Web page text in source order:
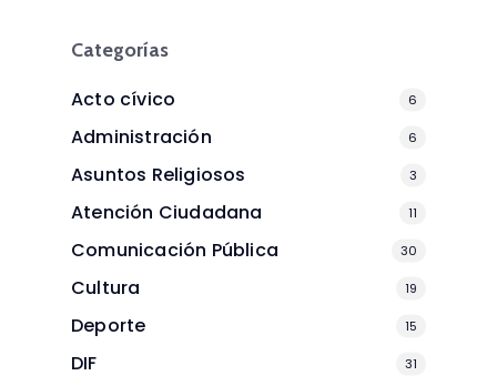
Categorías
Acto cívico 6
Administración 6
Asuntos Religiosos 3
Atención Ciudadana 11
Comunicación Pública 30
Cultura 19
Deporte 15
DIF 31